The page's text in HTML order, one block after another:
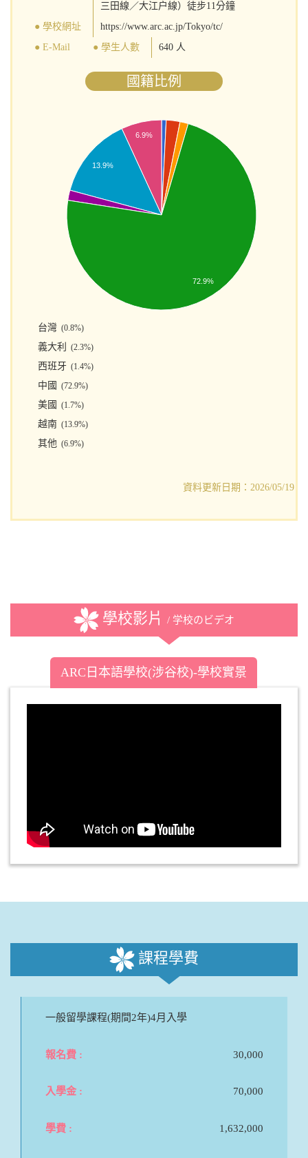
三田線／大江户線）徒步11分鐘
● 學校網址
https://www.arc.ac.jp/Tokyo/tc/
● E-Mail
● 學生人數 640 人
國籍比例
6.9%
13.9%
72.9%
台灣 (0.8%)
義大利 (2.3%)
西班牙 (1.4%)
中國 (72.9%)
美國 (1.7%)
越南 (13.9%)
其他 (6.9%)
資料更新日期：2026/05/19
學校影片 / 学校のビデオ
ARC日本語學校(涉谷校)-學校實景
課程學費
一般留學課程(期間2年)4月入學
30,000
70,000
1,632,000